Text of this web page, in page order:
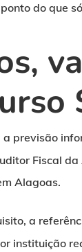
do que
a previsão
Fiscal
Alagoas.
a
instituição